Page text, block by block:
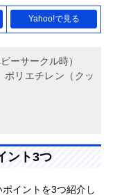
Yahoo!で見る
ーサークル時）
ポリエチレン（クッ
ント3つ
イントを3つ紹介し